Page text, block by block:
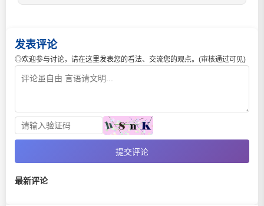
发表评论
◎欢迎参与讨论，请在这里发表您的看法、交流您的观点。(审核通过可见)
提交评论
最新评论